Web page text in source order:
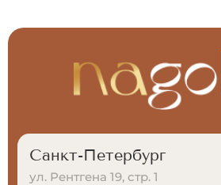
Санкт-Петербург
ул. Рентгена 19, стр. 1